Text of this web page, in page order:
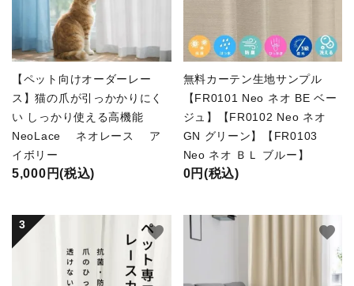
【ペット向けオーダーレー
ス】猫の爪が引っかかりにく
い しっかり使える高機能
NeoLace ネオレース ア
イボリー
5,000円(税込)
無料カーテン生地サンプル
【FR0101 Neo ネオ BE ベー
ジュ】【FR0102 Neo ネオ
GN グリーン】【FR0103
Neo ネオ ＢＬ ブルー】
0円(税込)
favorite favorite